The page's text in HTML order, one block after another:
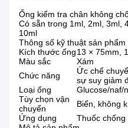
Ống kiểm tra chân không
Có sẵn trong 1ml, 2ml, 3ml,
10ml
Thông số kỹ thuật sản phẩm
Kích thước ống13 × 75mm,
Màu sắc
Xám
Chức năng
Ức chế
sự suy giảm
Loại ống
Glucose/naf/
Tùy chọn vận
chuyển
Biển, không
Ứng dụng
Thuốc chống